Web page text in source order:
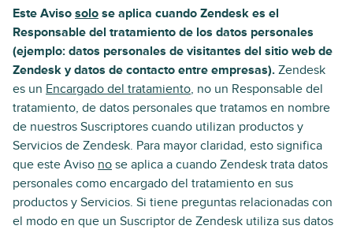
Este Aviso solo se aplica cuando Zendesk es el
Responsable del tratamiento de los datos personales
(ejemplo: datos personales de visitantes del sitio web de
Zendesk y datos de contacto entre empresas). Zendesk
es un Encargado del tratamiento, no un Responsable del
tratamiento, de datos personales que tratamos en nombre
de nuestros Suscriptores cuando utilizan productos y
Servicios de Zendesk. Para mayor claridad, esto significa
que este Aviso no se aplica a cuando Zendesk trata datos
personales como encargado del tratamiento en sus
productos y Servicios. Si tiene preguntas relacionadas con
el modo en que un Suscriptor de Zendesk utiliza sus datos